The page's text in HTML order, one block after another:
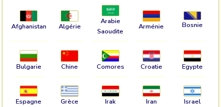
Afghanistan Algérie
Arabie
Saoudite
Arménie Bosnie
Bulgarie Chine Comores Croatie Egypte
Espagne Grèce Irak Iran Israel